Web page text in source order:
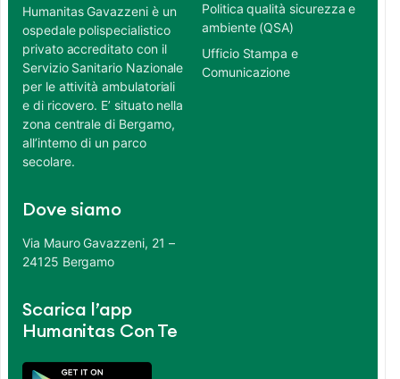
Humanitas Gavazzeni è un
ospedale polispecialistico
privato accreditato con il
Servizio Sanitario Nazionale
per le attività ambulatoriali
e di ricovero. E’ situato nella
zona centrale di Bergamo,
all’interno di un parco
secolare.
Dove siamo
Via Mauro Gavazzeni, 21 –
24125 Bergamo
Scarica l’app
Humanitas Con Te
Politica qualità sicurezza e
ambiente (QSA)
Ufficio Stampa e
Comunicazione